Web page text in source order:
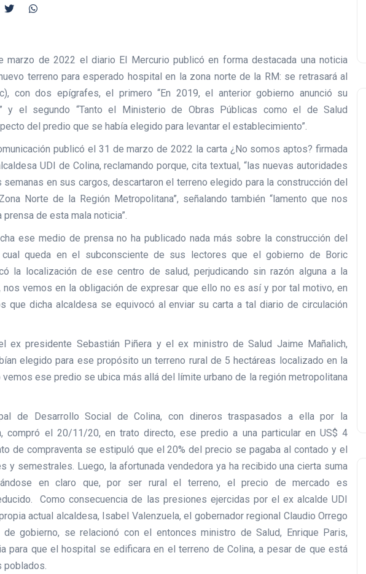
marzo de 2022 el diario El Mercurio publicó en forma destacada una noticia
terreno para esperado hospital en la zona norte de la RM: se retrasará al
con dos epígrafes, el primero “En 2019, el anterior gobierno anunció su
y el segundo “Tanto el Ministerio de Obras Públicas como el de Salud
del predio que se había elegido para levantar el establecimiento”.
publicó el 31 de marzo de 2022 la carta ¿No somos aptos? firmada
UDI de Colina, reclamando porque, cita textual, “las nuevas autoridades
semanas en sus cargos, descartaron el terreno elegido para la construcción del
Norte de la Región Metropolitana”, señalando también “lamento que nos
de esta mala noticia”.
ese medio de prensa no ha publicado nada más sobre la construcción del
queda en el subconsciente de sus lectores que el gobierno de Boric
la localización de ese centro de salud, perjudicando sin razón alguna a la
nos vemos en la obligación de expresar que ello no es así y por tal motivo, en
que dicha alcaldesa se equivocó al enviar su carta a tal diario de circulación
ex presidente Sebastián Piñera y el ex ministro de Salud Jaime Mañalich,
elegido para ese propósito un terreno rural de 5 hectáreas localizado en la
vemos ese predio se ubica más allá del límite urbano de la región metropolitana
de Desarrollo Social de Colina, con dineros traspasados a ella por la
compró el 20/11/20, en trato directo, ese predio a una particular en US$ 4
de compraventa se estipuló que el 20% del precio se pagaba al contado y el
y semestrales. Luego, la afortunada vendedora ya ha recibido una cierta suma
en claro que, por ser rural el terreno, el precio de mercado es
Como consecuencia de las presiones ejercidas por el ex alcalde UDI
actual alcaldesa, Isabel Valenzuela, el gobernador regional Claudio Orrego
gobierno, se relacionó con el entonces ministro de Salud, Enrique Paris,
para que el hospital se edificara en el terreno de Colina, a pesar de que está